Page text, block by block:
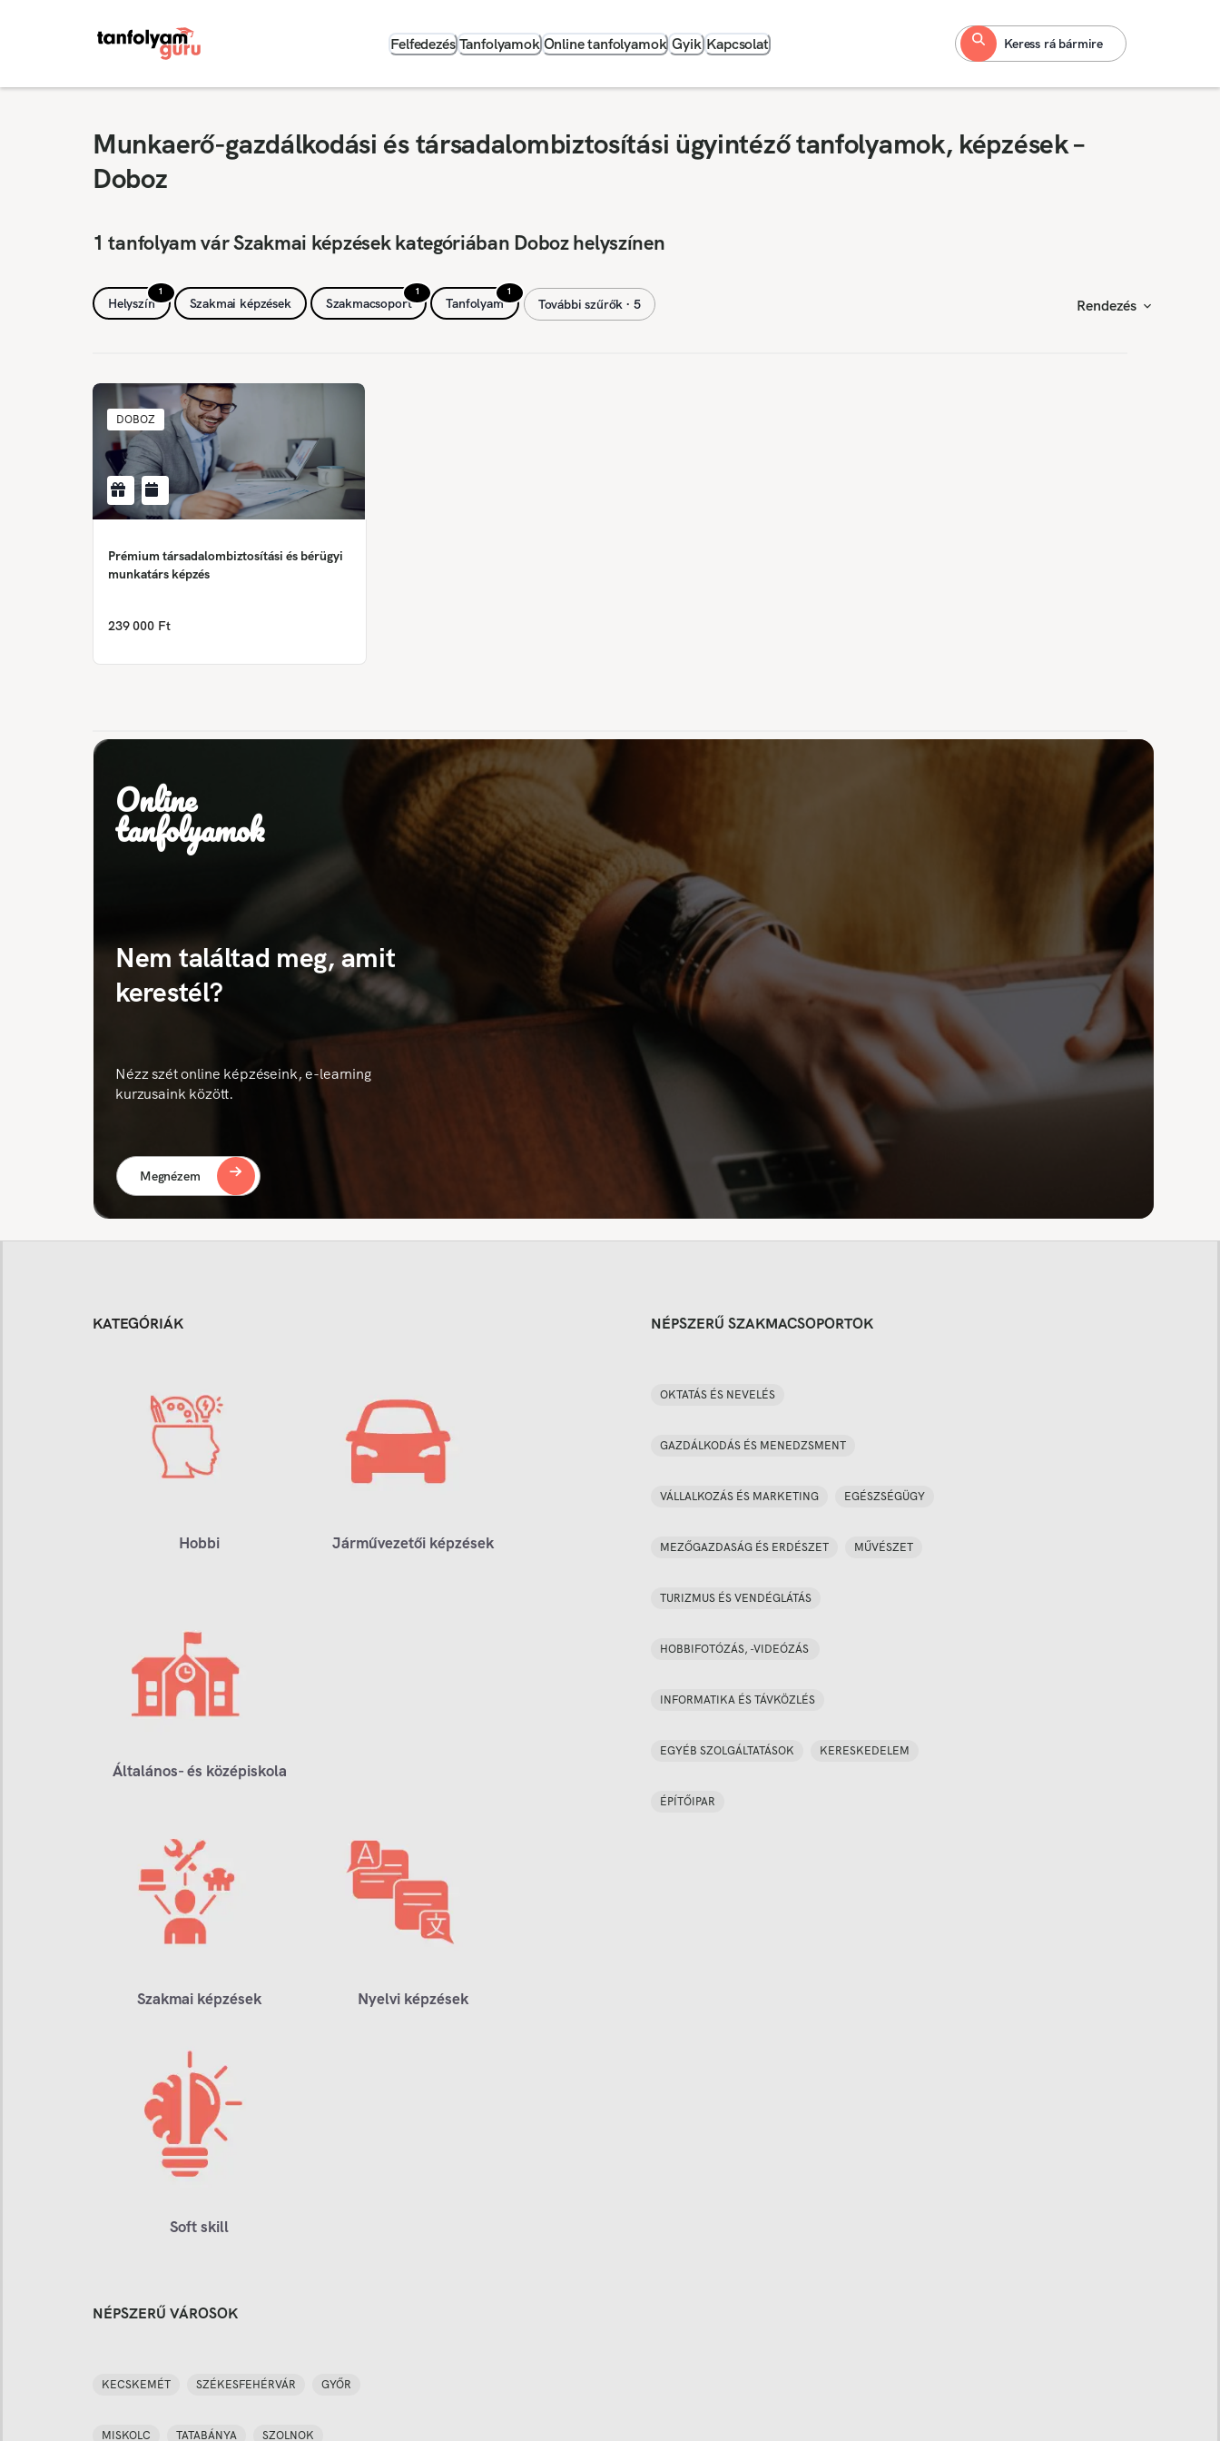
Felfedezés Tanfolyamok Online tanfolyamok Gyik Kapcsolat Keress rá bármire
Munkaerő-gazdálkodási és társadalombiztosítási ügyintéző tanfolyamok, képzések –
Doboz
1 tanfolyam vár Szakmai képzések kategóriában Doboz helyszínen
1
Helyszín Szakmai képzések
1
Szakmacsoport
1
Tanfolyam További szűrők ∙ 5 Rendezés
DOBOZ
Prémium társadalombiztosítási és bérügyi
munkatárs képzés
239 000 Ft
Online
tanfolyamok
Nem találtad meg, amit
kerestél?
Nézz szét online képzéseink, e-learning
kurzusaink között.
Megnézem
KATEGÓRIÁK
Hobbi Járművezetői képzések
Általános- és középiskola
Szakmai képzések Nyelvi képzések
Soft skill
NÉPSZERŰ SZAKMACSOPORTOK
OKTATÁS ÉS NEVELÉS
GAZDÁLKODÁS ÉS MENEDZSMENT
VÁLLALKOZÁS ÉS MARKETING EGÉSZSÉGÜGY
MEZŐGAZDASÁG ÉS ERDÉSZET MŰVÉSZET
TURIZMUS ÉS VENDÉGLÁTÁS
HOBBIFOTÓZÁS, -VIDEÓZÁS
INFORMATIKA ÉS TÁVKÖZLÉS
EGYÉB SZOLGÁLTATÁSOK KERESKEDELEM
ÉPÍTŐIPAR
NÉPSZERŰ VÁROSOK
KECSKEMÉT SZÉKESFEHÉRVÁR GYŐR
MISKOLC TATABÁNYA SZOLNOK